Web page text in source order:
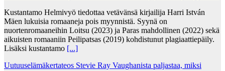
Kustantamo Helmivyö tiedottaa vetävänsä kirjailija Harri István
Mäen lukuisia romaaneja pois myynnistä. Syynä on
nuortenromaaneihin Loitsu (2023) ja Paras mahdollinen (2022) sekä
aikuisten romaaniin Peilipatsas (2019) kohdistunut plagiaattiepäily.
Lisäksi kustantamo [...]
Uutuuselämäkertateos Stevie Ray Vaughanista paljastaa, miksi